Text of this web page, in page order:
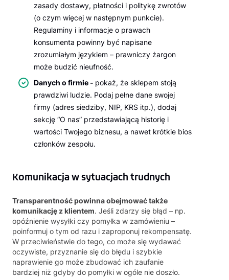
zasady dostawy, płatności i politykę zwrotów
(o czym więcej w następnym punkcie).
Regulaminy i informacje o prawach
konsumenta powinny być napisane
zrozumiałym językiem – prawniczy żargon
może budzić nieufność.
Danych o firmie - pokaż, że sklepem stoją
prawdziwi ludzie. Podaj pełne dane swojej
firmy (adres siedziby, NIP, KRS itp.), dodaj
sekcję “O nas” przedstawiającą historię i
wartości Twojego biznesu, a nawet krótkie bios
członków zespołu.
Komunikacja w sytuacjach trudnych
Transparentność powinna obejmować także
komunikację z klientem. Jeśli zdarzy się błąd – np.
opóźnienie wysyłki czy pomyłka w zamówieniu –
poinformuj o tym od razu i zaproponuj rekompensatę.
W przeciwieństwie do tego, co może się wydawać
oczywiste, przyznanie się do błędu i szybkie
naprawienie go może zbudować ich zaufanie
bardziej niż gdyby do pomyłki w ogóle nie doszło.